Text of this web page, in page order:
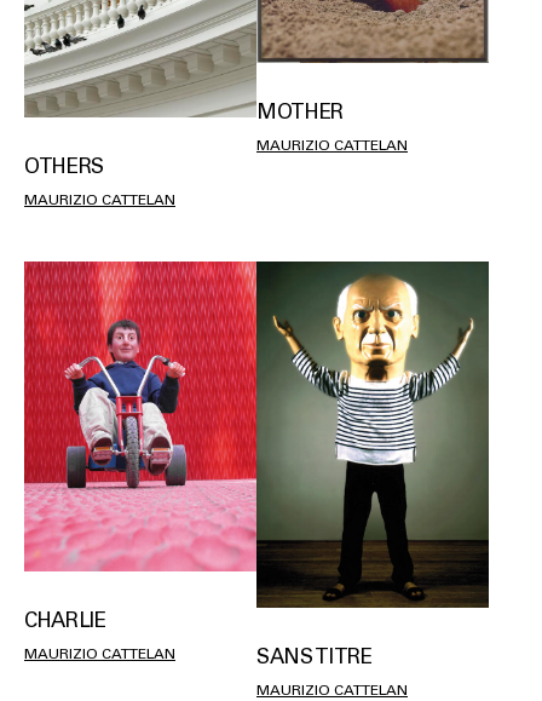
OTHERS
MAURIZIO CATTELAN
MOTHER
MAURIZIO CATTELAN
CHARLIE
MAURIZIO CATTELAN SANS TITRE
MAURIZIO CATTELAN